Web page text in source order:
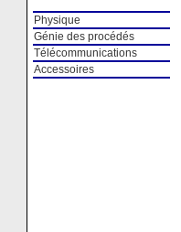
Physique
Génie des procédés
Télécommunications
Accessoires